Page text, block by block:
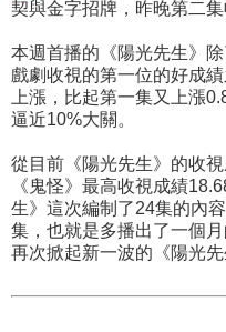
契與金字招牌，昨晚第二集
本週首播的《陽光先生》
戲劇收視的第一位的好成
上漲，比起第一集又上漲
逼近10%大關。
從目前《陽光先生》的收
《鬼怪》最高收視成績
生》這次編制了24集的內
集，也就是多播出了一個
再次掀起新一波的《陽光先